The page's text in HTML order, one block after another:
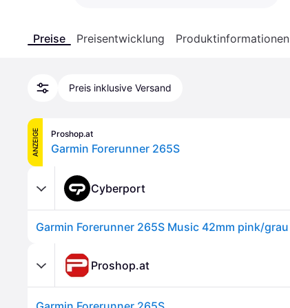
Preise Preisentwicklung Produktinformationen
Preis inklusive Versand
ANZEIGE Proshop.at
Garmin Forerunner 265S
Cyberport
Proshop.at